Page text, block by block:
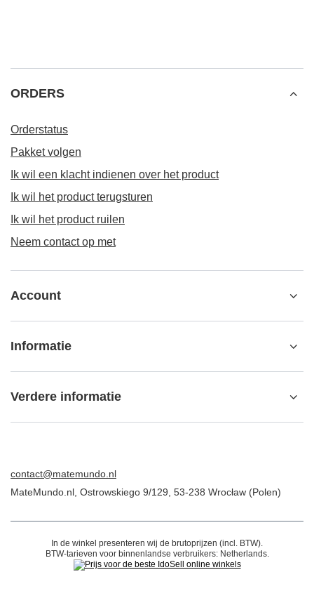
7,77 € / stuk 7,77 € / stuk
ORDERS
Ik wil een klacht indienen over het product
Ik wil het product ruilen
Neem contact op met
Account
Informatie
Verdere informatie